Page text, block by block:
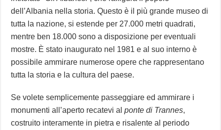
dell’Albania nella storia. Questo è il più grande museo di
tutta la nazione, si estende per 27.000 metri quadrati,
mentre ben 18.000 sono a disposizione per eventuali
mostre. È stato inaugurato nel 1981 e al suo interno è
possibile ammirare numerose opere che rappresentano
tutta la storia e la cultura del paese.
Se volete semplicemente passeggiare ed ammirare i
monumenti all’aperto recatevi alponte di Trannes,
costruito interamente in pietra e risalente al periodo